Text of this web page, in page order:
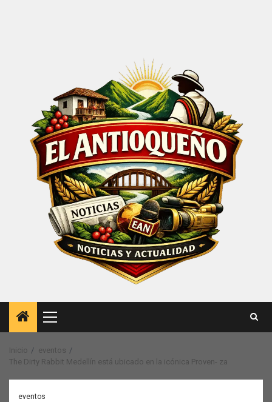
Menú
principal
Inicio
eventos
The Dirty Rabbit Medellín está ubicado en la icónica Proven- za
eventos